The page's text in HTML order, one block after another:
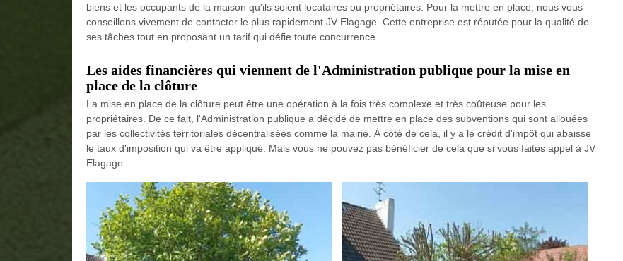
biens et les occupants de la maison qu'ils soient locataires ou propriétaires. Pour la mettre en place, nous vous
conseillons vivement de contacter le plus rapidement JV Elagage. Cette entreprise est réputée pour la qualité de
ses tâches tout en proposant un tarif qui défie toute concurrence.
Les aides financières qui viennent de l'Administration publique pour la mise en
place de la clôture
La mise en place de la clôture peut être une opération à la fois très complexe et très coûteuse pour les
propriétaires. De ce fait, l'Administration publique a décidé de mettre en place des subventions qui sont allouées
par les collectivités territoriales décentralisées comme la mairie. À côté de cela, il y a le crédit d'impôt qui abaisse
le taux d'imposition qui va être appliqué. Mais vous ne pouvez pas bénéficier de cela que si vous faites appel à JV
Elagage.